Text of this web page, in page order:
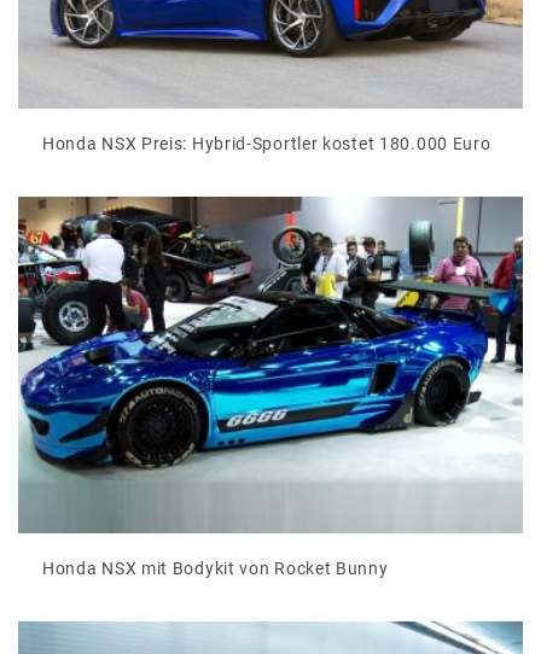
Honda NSX Preis: Hybrid-Sportler kostet 180.000 Euro
Honda NSX mit Bodykit von Rocket Bunny